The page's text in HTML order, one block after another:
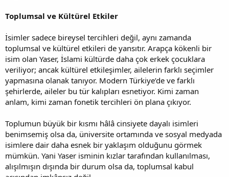
Toplumsal ve Kültürel Etkiler
İsimler sadece bireysel tercihleri değil, aynı zamanda
toplumsal ve kültürel etkileri de yansıtır. Arapça kökenli bir
isim olan Yaser, İslami kültürde daha çok erkek çocuklara
veriliyor; ancak kültürel etkileşimler, ailelerin farklı seçimler
yapmasına olanak tanıyor. Modern Türkiye’de ve farklı
şehirlerde, aileler bu tür kalıpları esnetiyor. Kimi zaman
anlam, kimi zaman fonetik tercihleri ön plana çıkıyor.
Toplumun büyük bir kısmı hâlâ cinsiyete dayalı isimleri
benimsemiş olsa da, üniversite ortamında ve sosyal medyada
isimlere dair daha esnek bir yaklaşım olduğunu görmek
mümkün. Yani Yaser isminin kızlar tarafından kullanılması,
alışılmışın dışında bir durum olsa da, toplumsal kabul